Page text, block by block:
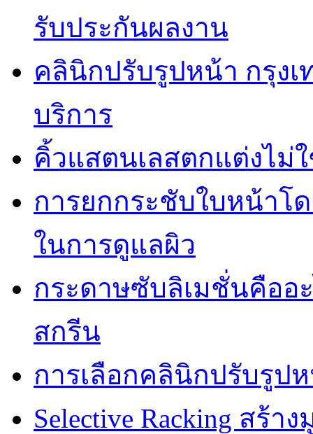
รับประกันผลงาน
คลินิกปรับรูปหน้า กรุง
บริการ
คิ้วแสตนเลสตกแต่งไม่
การยกกระชับใบหน้าโ
ในการดูแลผิว
กระดาษซับลิเมชั่นคืออ
สกรีน
การเลือกคลินิกปรับรูปห
Selective Racking สร้